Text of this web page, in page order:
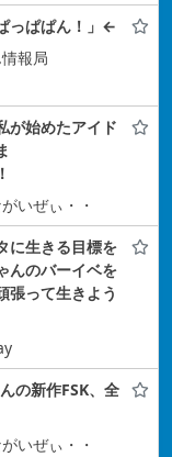
っぱぱん！」←
報局
が始めたアイド
いぜぃ・・
に生きる目標を
んのバーイベを
張って生きよう
の新作FSK、全
いぜぃ・・